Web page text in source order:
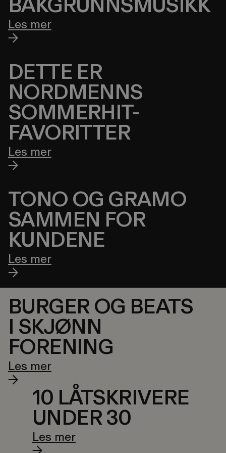
Les mer
DETTE ER
NORDMENNS
SOMMERHIT-
FAVORITTER
Les mer
TONO OG GRAMO
SAMMEN FOR
KUNDENE
Les mer
BURGER OG BEATS
I SKJØNN
FORENING
Les mer
10 LÅTSKRIVERE
UNDER 30
Les mer